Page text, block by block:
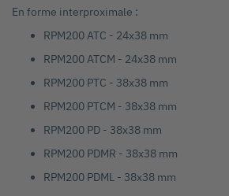
En forme interproximale :
RPM200 ATC - 24x38 mm
RPM200 ATCM - 24x38 mm
RPM200 PTC - 38x38 mm
RPM200 PTCM - 38x38 mm
RPM200 PD - 38x38 mm
RPM200 PDMR - 38x38 mm
RPM200 PDML - 38x38 mm